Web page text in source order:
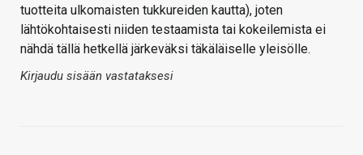
tuotteita ulkomaisten tukkureiden kautta), joten
lähtökohtaisesti niiden testaamista tai kokeilemista ei
nähdä tällä hetkellä järkeväksi täkäläiselle yleisölle.
Kirjaudu sisään vastataksesi